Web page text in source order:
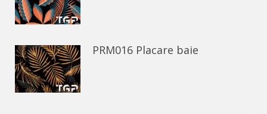
PRM016 Placare baie